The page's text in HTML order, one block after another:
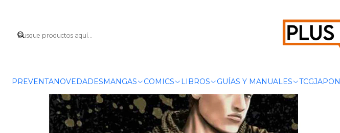
PREVENTANOVEDADESMANGAS COMICS LIBROS GUÍAS Y MANUALES TCGJAPON